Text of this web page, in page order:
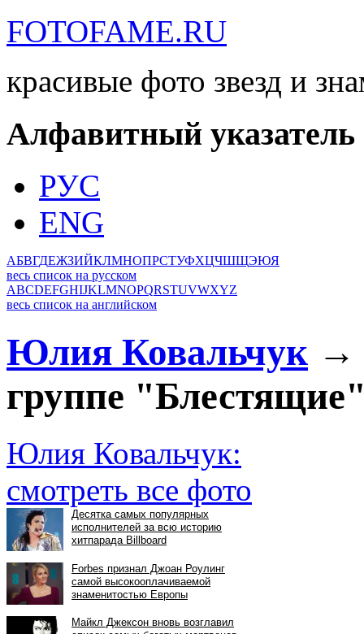
FOTOFAME.RU
красивые фото звезд и
Алфавитный указатель
РУС
ENG
АБВГДЕЖЗИЙКЛМНОПРСТУФХЦЧШЩЭЮЯ
весь список на русском
ABCDEFGHIJKLMNOPQRSTUVWXYZ
весь список на английском
Юлия Ковальчук →
группе
Юлия Ковальчук:
смотреть все фото